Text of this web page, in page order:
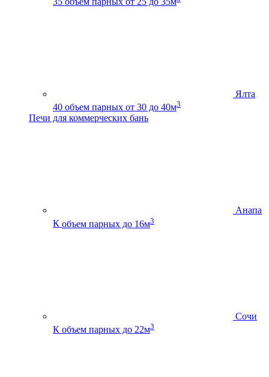
Ялта
40 объем парных от 30 до 40м3
Печи для коммерческих бань
Анапа
К объем парных до 16м3
Сочи
К объем парных до 22м3